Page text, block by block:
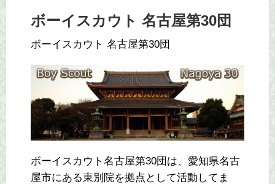
ボーイスカウト 名古屋第30団
ボーイスカウト 名古屋第30団
ボーイスカウト名古屋第30団は、愛知県名古
屋市にある東別院を拠点として活動してま